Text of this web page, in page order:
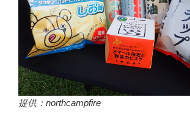
提供：northcampfire